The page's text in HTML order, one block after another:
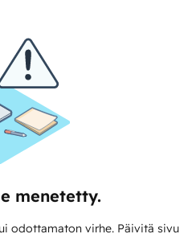
menetetty.
odottamaton virhe. Päivitä sivu